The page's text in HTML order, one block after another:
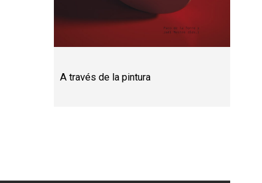
A través de la pintura